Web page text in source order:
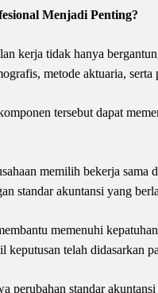
Menjadi Penting?
kerja tidak hanya
metode aktuaria,
tersebut dapat
memilih bekerja
standar akuntansi yang
memenuhi
keputusan telah didasarkan
perubahan standar